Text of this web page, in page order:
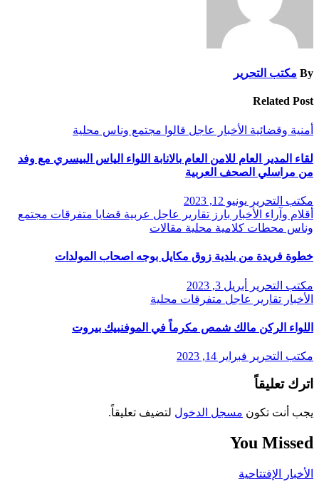
By مكتب التحرير
Related Post
أمنية وقضائية الأخبار عاجل قالوا مجتمع وناس محلية
لقاء المدير العام للامن العام بالانابة اللواء الياس البيسري مع وفد
من مراسلي الصحف العربية
مكتب التحرير يونيو 12, 2023
أقلام وآراء الأخبار بارز تقارير عاجل عربية قضايا متفرقات مجتمع
وناس محطات كلامية محلية مقالات
خطوة فريدة من بلدية زوق مكايل بوجه اصحاب المولدات
مكتب التحرير
أبريل 3, 2023
الأخبار تقارير عاجل متفرقات محلية
اللواء الركن مالك شمص مكرماً في الموفنبيك بيروت
مكتب التحرير فبراير 14, 2023
اترك تعليقاً
يجب أنت تكون مسجل الدخول لتضيف تعليقاً.
You Missed
الأخبار الإفتتاحية